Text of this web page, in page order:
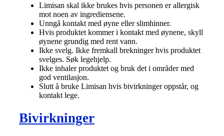
Limisan skal ikke brukes hvis personen er allergisk
mot noen av ingrediensene.
Unngå kontakt med øyne eller slimhinner.
Hvis produktet kommer i kontakt med øynene, skyll
øynene grundig med rent vann.
Ikke svelg. Ikke fremkall brekninger hvis produktet
svelges. Søk legehjelp.
Ikke inhaler produktet og bruk det i områder med
god ventilasjon.
Slutt å bruke Limisan hvis bivirkninger oppstår, og
kontakt lege.
Bivirkninger